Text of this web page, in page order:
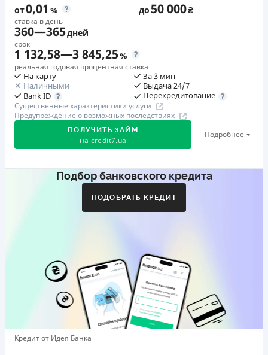
от0,01 %
ставка в день
до50 000₴
360—365дней
срок
1 132,58—3 845,25%
реальная годовая процентная ставка
На карту
Наличными
Bank ID
За 3 мин
Выдача 24/7
Перекредитование
Существенные характеристики услуги
Предупреждение о возможных последствиях
ПОЛУЧИТЬ ЗАЙМ
на credit7.ua
Подробнее
Акция: «Кешбэк за друга»
друг регистрируется и получает первый кредит (от
Бронзовый призер FinAwards 2026 «Лучшая программа
лояльности»
Первый займ
от 0,01%/день до 30 000 ₴
Повторный займ
Подбор банковского кредита
ПОДОБРАТЬ КРЕДИТ
Кредит от Идея Банка